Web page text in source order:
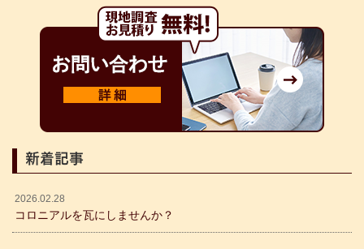
新着記事
2026.02.28
コロニアルを瓦にしませんか？